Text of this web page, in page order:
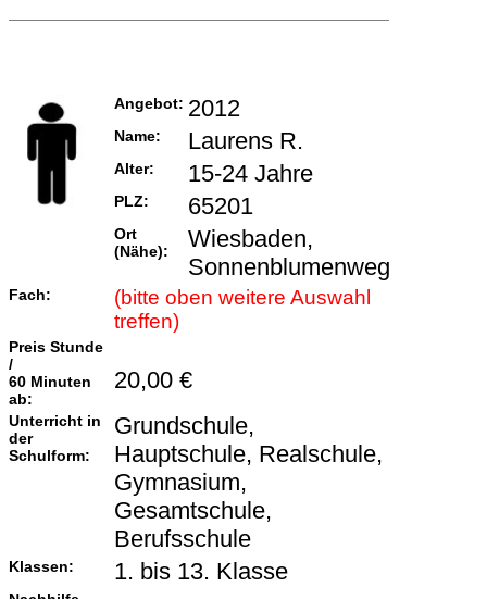
Angebot: 2012
Name: Laurens R.
Alter: 15-24 Jahre
PLZ: 65201
Ort
(Nähe):
Wiesbaden,
Sonnenblumenweg
Fach:
(bitte oben weitere Auswahl
treffen)
Preis Stunde
/
60 Minuten
ab:
20,00 €
Unterricht in
der
Schulform:
Grundschule,
Hauptschule, Realschule,
Gymnasium,
Gesamtschule,
Berufsschule
Klassen: 1. bis 13. Klasse